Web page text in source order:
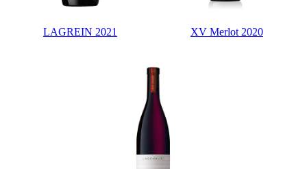
LAGREIN 2021 XV Merlot 2020